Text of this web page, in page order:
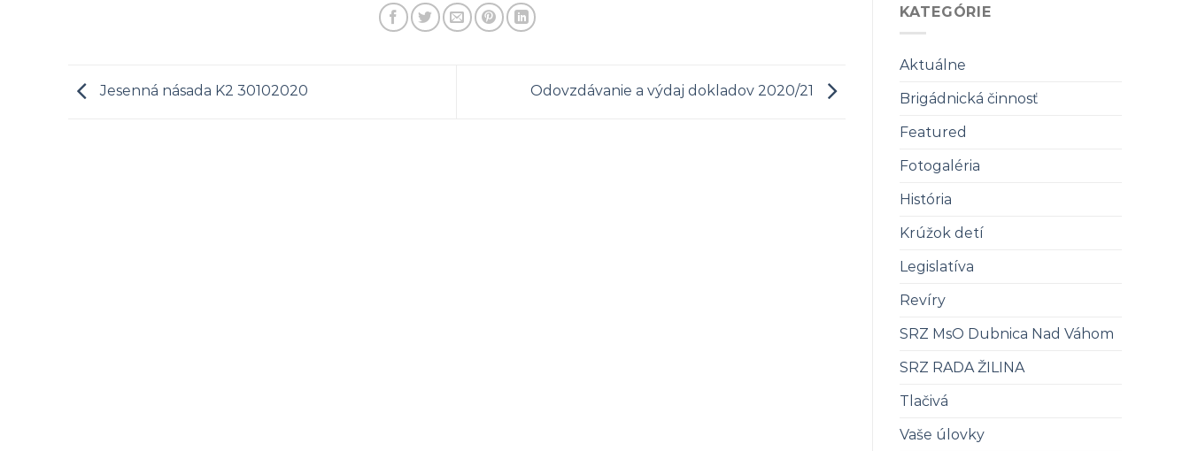
Jesenná násada K2 30102020 Odovzdávanie a výdaj dokladov 2020/21
KATEGÓRIE
Aktuálne
Brigádnická činnosť
Featured
Fotogaléria
História
Krúžok detí
Legislatíva
Revíry
SRZ MsO Dubnica Nad Váhom
SRZ RADA ŽILINA
Tlačivá
Vaše úlovky